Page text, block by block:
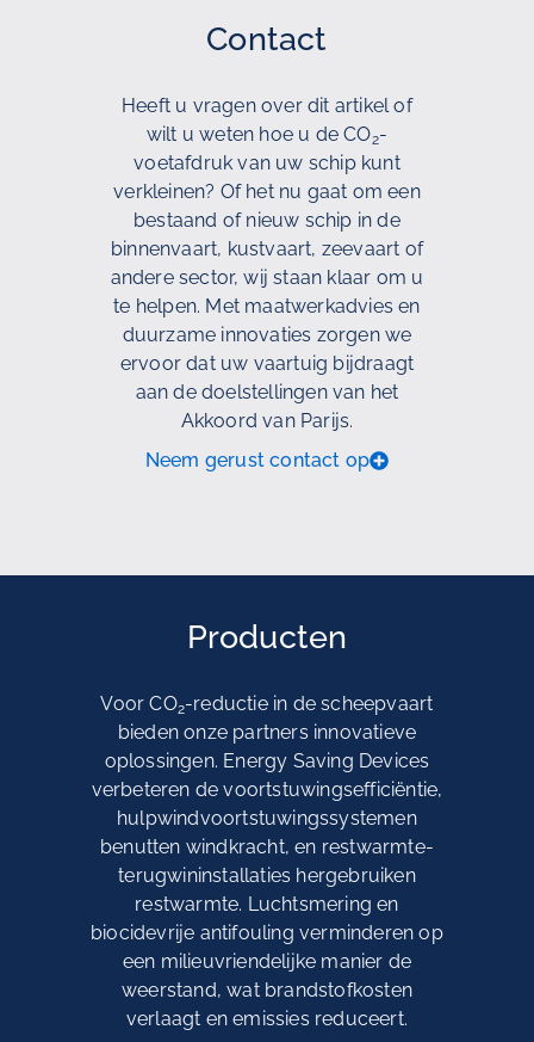
Contact
Heeft u vragen over dit artikel of
wilt u weten hoe u de CO2-
voetafdruk van uw schip kunt
verkleinen? Of het nu gaat om een
bestaand of nieuw schip in de
binnenvaart, kustvaart, zeevaart of
andere sector, wij staan klaar om u
te helpen. Met maatwerkadvies en
duurzame innovaties zorgen we
ervoor dat uw vaartuig bijdraagt
aan de doelstellingen van het
Akkoord van Parijs.
Neem gerust contact op
Producten
Voor CO2-reductie in de scheepvaart
bieden onze partners innovatieve
oplossingen. Energy Saving Devices
verbeteren de voortstuwingsefficiëntie,
hulpwindvoortstuwingssystemen
benutten windkracht, en restwarmte-
terugwininstallaties hergebruiken
restwarmte. Luchtsmering en
biocidevrije antifouling verminderen op
een milieuvriendelijke manier de
weerstand, wat brandstofkosten
verlaagt en emissies reduceert.